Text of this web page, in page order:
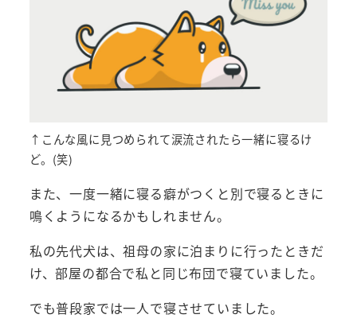
↑こんな風に見つめられて涙流されたら一緒に寝るけ
ど。(笑)
また、一度一緒に寝る癖がつくと別で寝るときに
鳴くようになるかもしれません。
私の先代犬は、祖母の家に泊まりに行ったときだ
け、部屋の都合で私と同じ布団で寝ていました。
でも普段家では一人で寝させていました。